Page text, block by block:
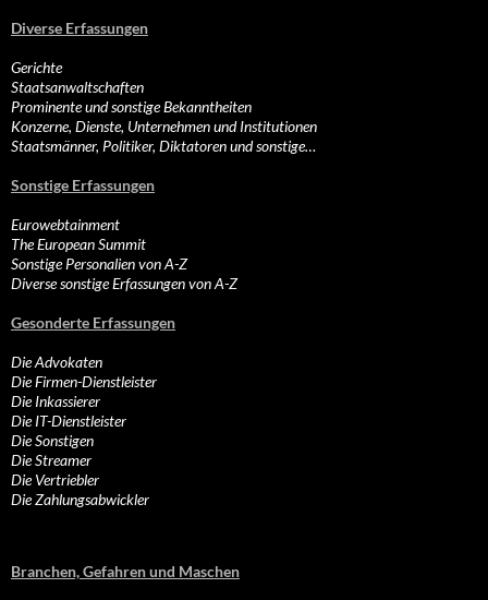
Diverse Erfassungen
Gerichte
Staatsanwaltschaften
Prominente und sonstige Bekanntheiten
Konzerne, Dienste, Unternehmen und Institutionen
Staatsmänner, Politiker, Diktatoren und sonstige…
Sonstige Erfassungen
Eurowebtainment
The European Summit
Sonstige Personalien von A-Z
Diverse sonstige Erfassungen von A-Z
Gesonderte Erfassungen
Die Advokaten
Die Firmen-Dienstleister
Die Inkassierer
Die IT-Dienstleister
Die Sonstigen
Die Streamer
Die Vertriebler
Die Zahlungsabwickler
Branchen, Gefahren und Maschen